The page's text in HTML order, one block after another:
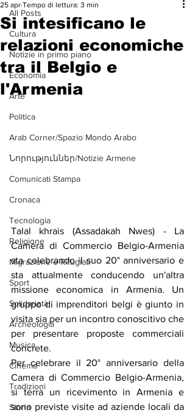
All Posts
Cultura
Notizie in primo piano
Economia
Arte
Politica
Arab Corner/Spazio Mondo Arabo
Նորություններ/Notizie Armene
Comunicati Stampa
Cronaca
Tecnologia
Religione
Migrazione e Rifugiati
Sport
Solidarietà
Archeologia
Musica
Cinema
Tradizioni
Storia
Si intesificano le
relazioni economiche
tra il Belgio e
l'Armenia
25 apr Tempo di lettura: 3 min
Talal khrais (Assadakah Nwes) - La
Camera di Commercio Belgio-Armenia
sta celebrando il suo 20° anniversario e
sta attualmente conducendo un'altra
missione economica in Armenia. Un
gruppo di imprenditori belgi è giunto in
visita sia per un incontro conoscitivo che
per presentare proposte commerciali
concrete.
Per celebrare il 20° anniversario della
Camera di Commercio Belgio-Armenia,
si terrà un ricevimento in Armenia e
sono previste visite ad aziende locali da